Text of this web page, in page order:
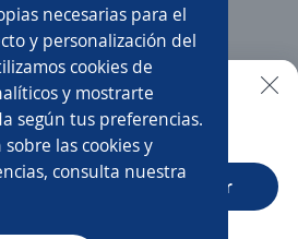
necesarias para el
y personalización del
cookies de
y mostrarte
según tus preferencias.
las cookies y
consulta nuestra
y descarga
Auxiliar logística
Auxiliar de almacén e inventarios
Operario/a de producción
más fácil en la app
Abrir